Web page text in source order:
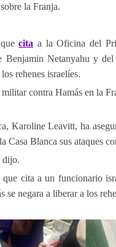
la Franja.
quecita a la Oficina del
Benjamin Netanyahu y
rehenes israelíes.
contra Hamás en la
Karoline Leavitt, ha
Blanca sus ataques
dijo.
cita a un funcionario
se negara a liberar a los